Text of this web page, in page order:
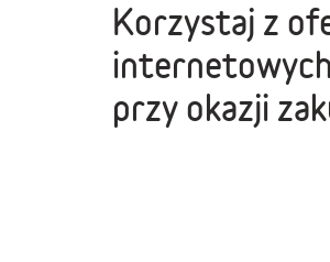
Korzystaj z
internetowych
przy okazji